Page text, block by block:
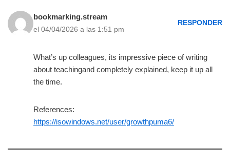
bookmarking.stream
el 04/04/2026 a las 1:51 pm
RESPONDER
What’s up colleagues, its impressive piece of writing
about teachingand completely explained, keep it up all
the time.
References:
https://isowindows.net/user/growthpuma6/